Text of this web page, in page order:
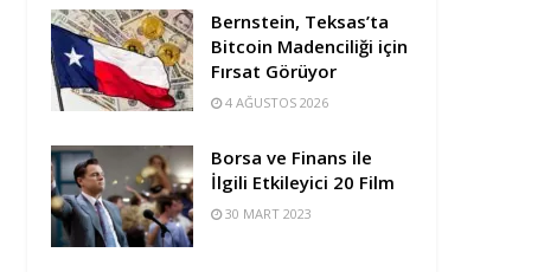
Bernstein, Teksas’ta
Bitcoin Madenciliği için
Fırsat Görüyor
4 AĞUSTOS 2026
Borsa ve Finans ile
İlgili Etkileyici 20 Film
30 MART 2023